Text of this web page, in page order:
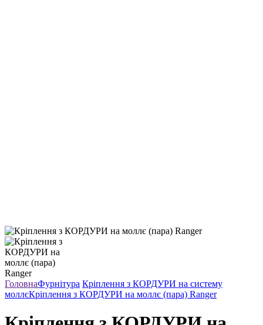
ГоловнаФурнітура Кріплення з КОРДУРИ на систему
моллєКріплення з КОРДУРИ на моллє (пара) Ranger